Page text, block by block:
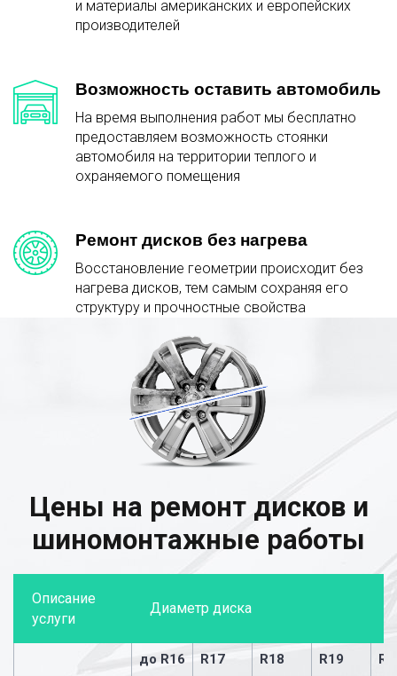
и материалы американских и европейских
производителей
Возможность оставить автомобиль
На время выполнения работ мы бесплатно
предоставляем возможность стоянки
автомобиля на территории теплого и
охраняемого помещения
Ремонт дисков без нагрева
Восстановление геометрии происходит без
нагрева дисков, тем самым сохраняя его
структуру и прочностные свойства
Цены на ремонт дисков и
шиномонтажные работы
Описание
услуги
Диаметр диска
до R16 R17 R18 R19